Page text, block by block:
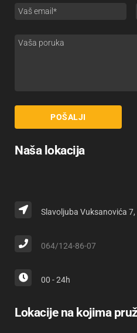
Naša lokacija
Slavoljuba Vuksanovića
064/124-86-07
00 - 24h
Lokacije na kojima